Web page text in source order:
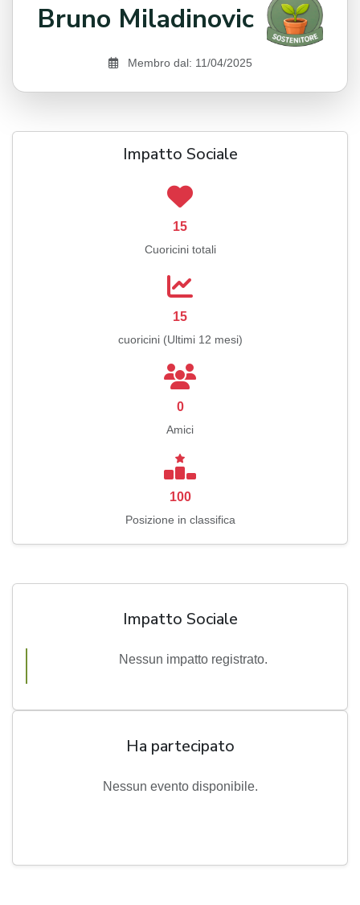
Bruno Miladinovic
Membro dal: 11/04/2025
Impatto Sociale
15
Cuoricini totali
15
cuoricini (Ultimi 12 mesi)
0
Amici
100
Posizione in classifica
Impatto Sociale
Nessun impatto registrato.
Ha partecipato
Nessun evento disponibile.